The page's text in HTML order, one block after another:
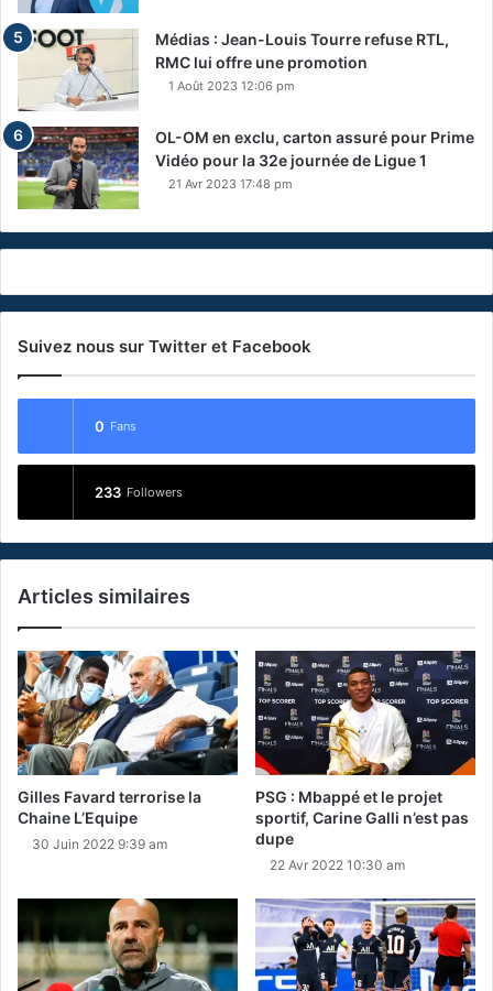
Médias : Jean-Louis Tourre refuse RTL,
RMC lui offre une promotion
1 Août 2023 12:06 pm
OL-OM en exclu, carton assuré pour Prime
Vidéo pour la 32e journée de Ligue 1
21 Avr 2023 17:48 pm
Suivez nous sur Twitter et Facebook
0 Fans
233 Followers
Articles similaires
Gilles Favard terrorise la
Chaine L’Equipe
30 Juin 2022 9:39 am
PSG : Mbappé et le projet
sportif, Carine Galli n’est pas
dupe
22 Avr 2022 10:30 am